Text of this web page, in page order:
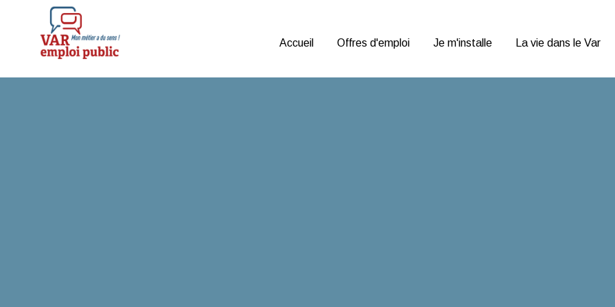
Var Emploi
Accueil Offres d'emploi Je m'installe La vie dans le Var